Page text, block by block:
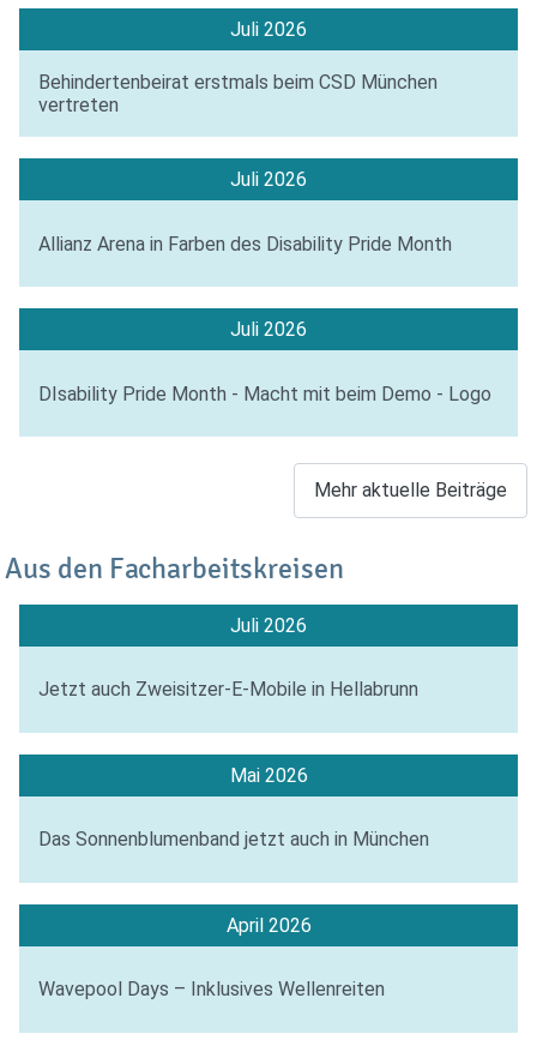
Juli 2026
Behindertenbeirat erstmals beim CSD München
vertreten
Juli 2026
Allianz Arena in Farben des Disability Pride Month
Juli 2026
DIsability Pride Month - Macht mit beim Demo - Logo
Mehr aktuelle Beiträge
Aus den Facharbeitskreisen
Juli 2026
Jetzt auch Zweisitzer-E-Mobile in Hellabrunn
Mai 2026
Das Sonnenblumenband jetzt auch in München
April 2026
Wavepool Days – Inklusives Wellenreiten